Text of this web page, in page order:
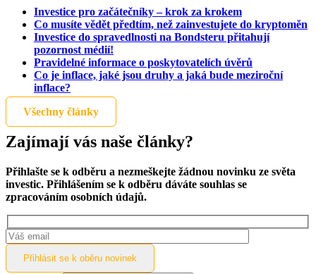
Investice pro začátečníky – krok za krokem
Co musíte vědět předtím, než zainvestujete do kryptoměn
Investice do spravedlnosti na Bondsteru přitahují
pozornost médií!
Pravidelné informace o poskytovatelích úvěrů
Co je inflace, jaké jsou druhy a jaká bude meziroční
inflace?
Všechny články
Zajímají vás naše články?
Přihlašte se k odběru a nezmeškejte žádnou novinku ze světa
investic. Přihlášením se k odběru dáváte souhlas se
zpracováním osobních údajů.